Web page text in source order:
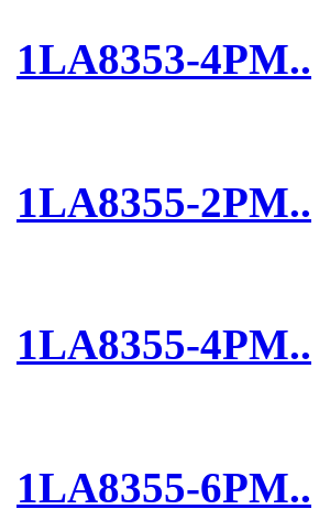
1LA8353-4PM..
1LA8355-2PM..
1LA8355-4PM..
1LA8355-6PM..